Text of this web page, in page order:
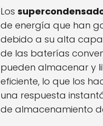
Los
de energía que han
debido a su alta
de las baterías
pueden almacenar y
eficiente, lo que los
una respuesta
de almacenamiento